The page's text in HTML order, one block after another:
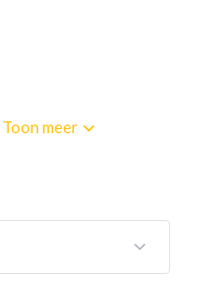
Toon meer